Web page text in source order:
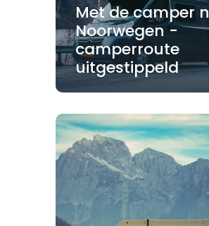
Met de camper
Noorwegen -
camperroute
uitgestippeld